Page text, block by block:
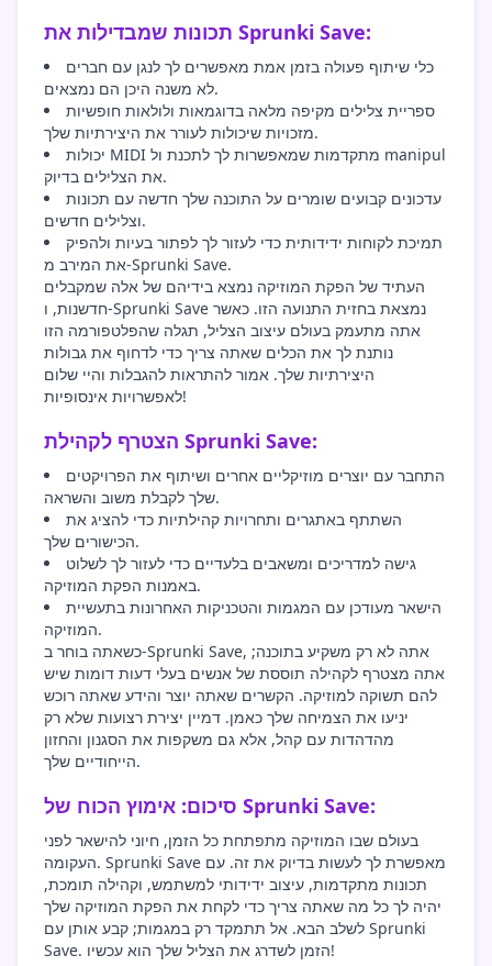
תכונות שמבדילות את Sprunki Save:
כלי שיתוף פעולה בזמן אמת מאפשרים לך לנגן עם חברים
לא משנה היכן הם נמצאים.
ספריית צלילים מקיפה מלאה בדוגמאות ולולאות חופשיות
מזכויות שיכולות לעורר את היצירתיות שלך.
יכולות MIDI מתקדמות שמאפשרות לך לתכנת ול manipul
את הצלילים בדיוק.
עדכונים קבועים שומרים על התוכנה שלך חדשה עם תכונות
וצלילים חדשים.
תמיכת לקוחות ידידותית כדי לעזור לך לפתור בעיות ולהפיק
את המירב מ-Sprunki Save.
העתיד של הפקת המוזיקה נמצא בידיהם של אלה שמקבלים
חדשנות, ו-Sprunki Save נמצאת בחזית התנועה הזו. כאשר
אתה מתעמק בעולם עיצוב הצליל, תגלה שהפלטפורמה הזו
נותנת לך את הכלים שאתה צריך כדי לדחוף את גבולות
היצירתיות שלך. אמור להתראות להגבלות והיי שלום
לאפשרויות אינסופיות!
הצטרף לקהילת Sprunki Save:
התחבר עם יוצרים מוזיקליים אחרים ושיתוף את הפרויקטים
שלך לקבלת משוב והשראה.
השתתף באתגרים ותחרויות קהילתיות כדי להציג את
הכישורים שלך.
גישה למדריכים ומשאבים בלעדיים כדי לעזור לך לשלוט
באמנות הפקת המוזיקה.
הישאר מעודכן עם המגמות והטכניקות האחרונות בתעשיית
המוזיקה.
כשאתה בוחר ב-Sprunki Save, אתה לא רק משקיע בתוכנה;
אתה מצטרף לקהילה תוססת של אנשים בעלי דעות דומות שיש
להם תשוקה למוזיקה. הקשרים שאתה יוצר והידע שאתה רוכש
יניעו את הצמיחה שלך כאמן. דמיין יצירת רצועות שלא רק
מהדהדות עם קהל, אלא גם משקפות את הסגנון והחזון
הייחודיים שלך.
סיכום: אימוץ הכוח של Sprunki Save:
בעולם שבו המוזיקה מתפתחת כל הזמן, חיוני להישאר לפני
העקומה. Sprunki Save מאפשרת לך לעשות בדיוק את זה. עם
תכונות מתקדמות, עיצוב ידידותי למשתמש, וקהילה תומכת,
יהיה לך כל מה שאתה צריך כדי לקחת את הפקת המוזיקה שלך
לשלב הבא. אל תתמקד רק במגמות; קבע אותן עם Sprunki
Save. הזמן לשדרג את הצליל שלך הוא עכשיו!